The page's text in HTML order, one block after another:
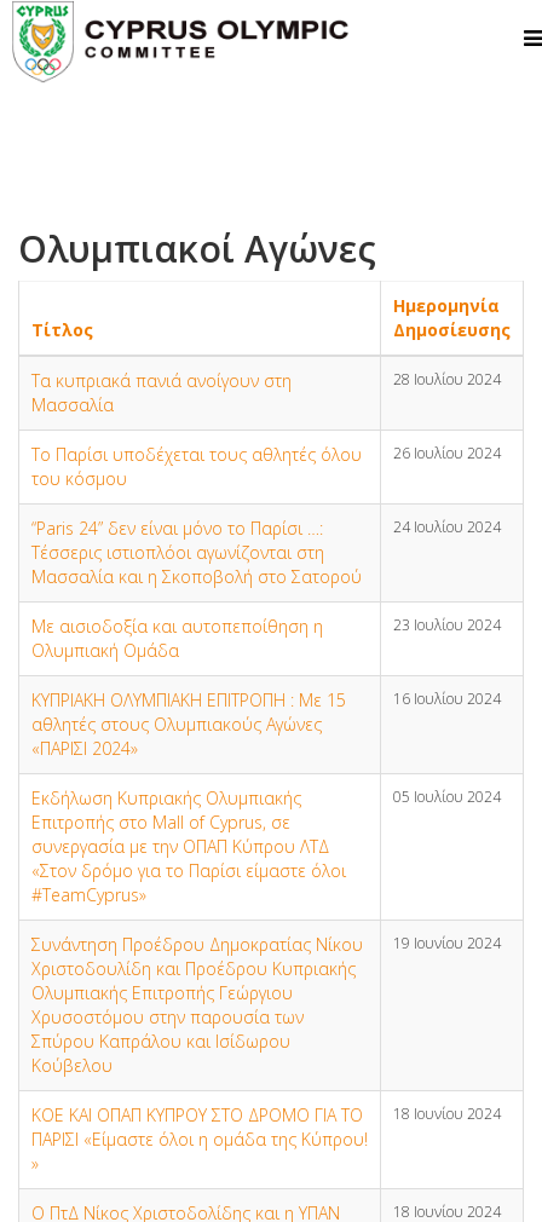
Ολυμπιακοί Αγώνες
Τίτλος
Ημερομηνία
Δημοσίευσης
Τα κυπριακά πανιά ανοίγουν στη
Μασσαλία
28 Ιουλίου 2024
Το Παρίσι υποδέχεται τους αθλητές όλου
του κόσμου
26 Ιουλίου 2024
“Paris 24” δεν είναι μόνο το Παρίσι …:
Τέσσερις ιστιοπλόοι αγωνίζονται στη
Μασσαλία και η Σκοποβολή στο Σατορού
24 Ιουλίου 2024
Με αισιοδοξία και αυτοπεποίθηση η
Ολυμπιακή Ομάδα
23 Ιουλίου 2024
ΚΥΠΡΙΑΚΗ ΟΛΥΜΠΙΑΚΗ ΕΠΙΤΡΟΠΗ : Με 15
αθλητές στους Ολυμπιακούς Αγώνες
«ΠΑΡΙΣΙ 2024»
16 Ιουλίου 2024
Εκδήλωση Κυπριακής Ολυμπιακής
Επιτροπής στο Mall of Cyprus, σε
συνεργασία με την ΟΠΑΠ Κύπρου ΛΤΔ
«Στον δρόμο για το Παρίσι είμαστε όλοι
#TeamCyprus»
05 Ιουλίου 2024
Συνάντηση Προέδρου Δημοκρατίας Νίκου
Χριστοδουλίδη και Προέδρου Κυπριακής
Ολυμπιακής Επιτροπής Γεώργιου
Χρυσοστόμου στην παρουσία των
Σπύρου Καπράλου και Ισίδωρου
Κούβελου
19 Ιουνίου 2024
ΚΟΕ ΚΑΙ ΟΠΑΠ ΚΥΠΡΟΥ ΣΤΟ ΔΡΟΜΟ ΓΙΑ ΤΟ
ΠΑΡΙΣΙ «Είμαστε όλοι η ομάδα της Κύπρου!
»
18 Ιουνίου 2024
O ΠτΔ Νίκος Χριστοδολίδης και η ΥΠΑΝ
18 Ιουνίου 2024